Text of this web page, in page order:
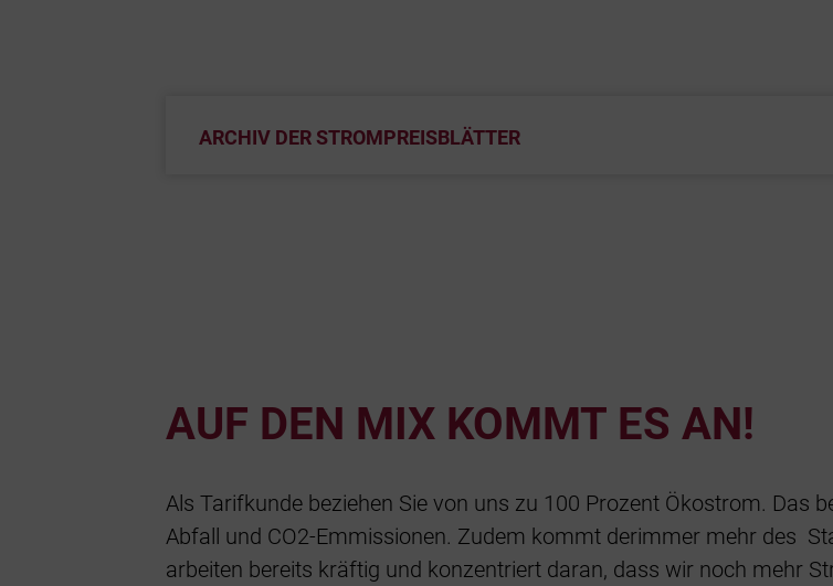
ARCHIV DER STROMPREISBLÄTTER
AUF DEN MIX KOMMT ES AN!
Als Tarifkunde beziehen Sie von uns zu 100 Prozent Ökostrom. Das
Abfall und CO2-Emmissionen. Zudem kommt derimmer mehr des
arbeiten bereits kräftig und konzentriert daran, dass wir noch mehr